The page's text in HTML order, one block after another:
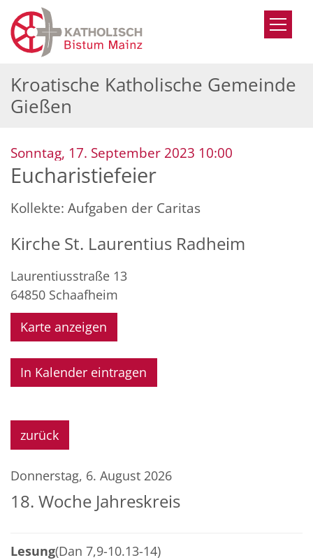
Zum Inhalt springen
Kroatische Katholische Gemeinde
Gießen
Sonntag, 17. September 2023 10:00
Eucharistiefeier
Kollekte: Aufgaben der Caritas
Kirche St. Laurentius Radheim
Laurentiusstraße 13
64850 Schaafheim
Karte anzeigen
In Kalender eintragen
zurück
Donnerstag, 6. August 2026
18. Woche Jahreskreis
Lesung(Dan 7,9-10.13-14)